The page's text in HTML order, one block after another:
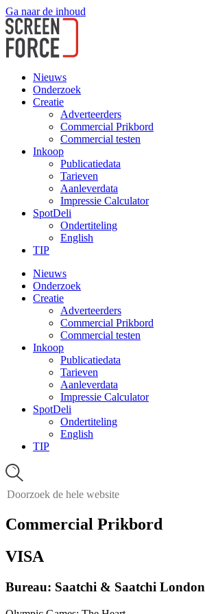
Ga naar de inhoud
Nieuws
Onderzoek
Creatie
Adverteerders
Commercial Prikbord
Commercial testen
Inkoop
Publicatiedata
Tarieven
Aanleverdata
Impressie Calculator
SpotDeli
Ondertiteling
English
TIP
Nieuws
Onderzoek
Creatie
Adverteerders
Commercial Prikbord
Commercial testen
Inkoop
Publicatiedata
Tarieven
Aanleverdata
Impressie Calculator
SpotDeli
Ondertiteling
English
TIP
Commercial Prikbord
VISA
Bureau: Saatchi & Saatchi London